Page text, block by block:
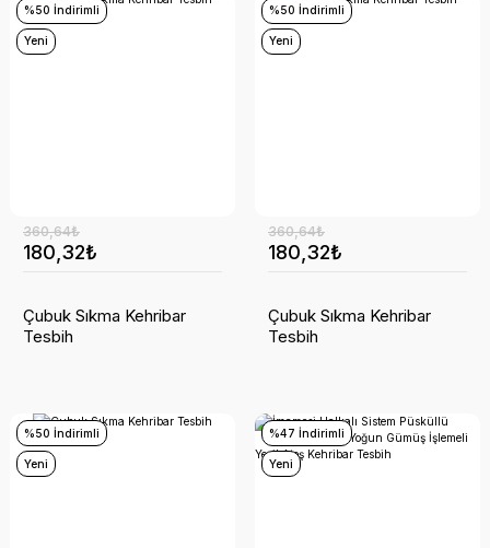
%50 İndirimli
Yeni
180,32₺
360,64₺
Çubuk Sıkma Kehribar
Tesbih
%50 İndirimli
Yeni
180,32₺
360,64₺
Çubuk Sıkma Kehribar
Tesbih
%50 İndirimli
Yeni
%47 İndirimli
Yeni